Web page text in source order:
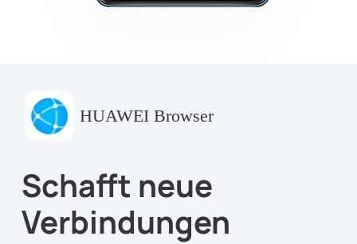
HUAWEI Browser
Schafft neue
Verbindungen